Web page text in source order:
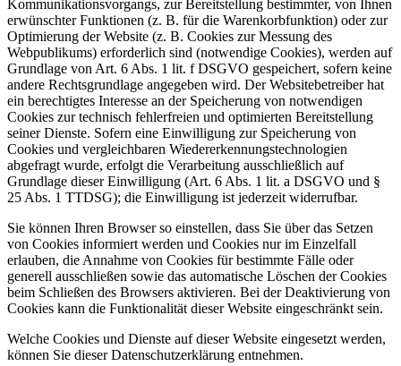
Kommunikationsvorgangs, zur Bereitstellung bestimmter, von Ihnen
erwünschter Funktionen (z. B. für die Warenkorbfunktion) oder zur
Optimierung der Website (z. B. Cookies zur Messung des
Webpublikums) erforderlich sind (notwendige Cookies), werden auf
Grundlage von Art. 6 Abs. 1 lit. f DSGVO gespeichert, sofern keine
andere Rechtsgrundlage angegeben wird. Der Websitebetreiber hat
ein berechtigtes Interesse an der Speicherung von notwendigen
Cookies zur technisch fehlerfreien und optimierten Bereitstellung
seiner Dienste. Sofern eine Einwilligung zur Speicherung von
Cookies und vergleichbaren Wiedererkennungstechnologien
abgefragt wurde, erfolgt die Verarbeitung ausschließlich auf
Grundlage dieser Einwilligung (Art. 6 Abs. 1 lit. a DSGVO und §
25 Abs. 1 TTDSG); die Einwilligung ist jederzeit widerrufbar.
Sie können Ihren Browser so einstellen, dass Sie über das Setzen
von Cookies informiert werden und Cookies nur im Einzelfall
erlauben, die Annahme von Cookies für bestimmte Fälle oder
generell ausschließen sowie das automatische Löschen der Cookies
beim Schließen des Browsers aktivieren. Bei der Deaktivierung von
Cookies kann die Funktionalität dieser Website eingeschränkt sein.
Welche Cookies und Dienste auf dieser Website eingesetzt werden,
können Sie dieser Datenschutzerklärung entnehmen.